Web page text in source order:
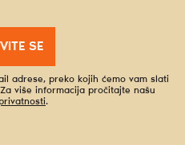
SE
adrese, preko kojih ćemo vam slati
više informacija pročitajte našu
.